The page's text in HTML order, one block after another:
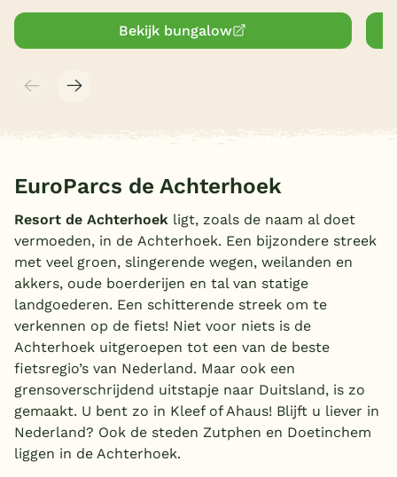
Bekijk bungalow
EuroParcs de Achterhoek
Resort de Achterhoek ligt, zoals de naam al doet
vermoeden, in de Achterhoek. Een bijzondere streek
met veel groen, slingerende wegen, weilanden en
akkers, oude boerderijen en tal van statige
landgoederen. Een schitterende streek om te
verkennen op de fiets! Niet voor niets is de
Achterhoek uitgeroepen tot een van de beste
fietsregio’s van Nederland. Maar ook een
grensoverschrijdend uitstapje naar Duitsland, is zo
gemaakt. U bent zo in Kleef of Ahaus! Blijft u liever in
Nederland? Ook de steden Zutphen en Doetinchem
liggen in de Achterhoek.